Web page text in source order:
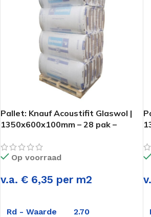
Pallet: Knauf Acoustifit Glaswol |
1350x600x100mm – 28 pak –
Op voorraad
v.a. € 6,35 per m2
Rd - Waarde 2.70